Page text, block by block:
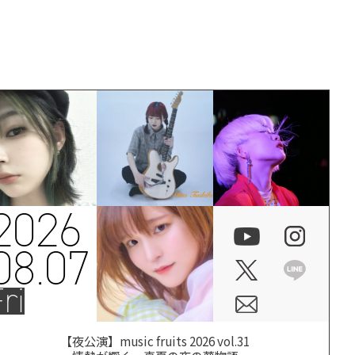
【夜公演】music fruits 2026 vol.31